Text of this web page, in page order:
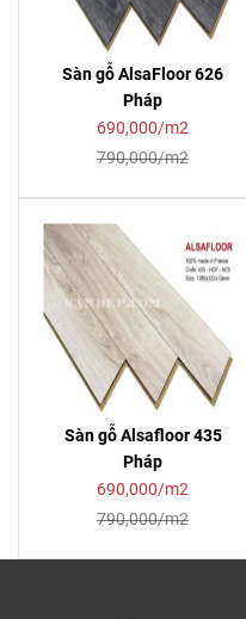
Sàn gỗ AlsaFloor 626
Pháp
690,000/m2
790,000/m2
Sàn gỗ Alsafloor 435
Pháp
690,000/m2
790,000/m2